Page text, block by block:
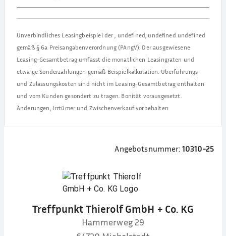
Unverbindliches Leasingbeispiel der, undefined, undefined undefined
gemäß § 6a Preisangabenverordnung (PAngV). Der ausgewiesene
Leasing-Gesamtbetrag umfasst die monatlichen Leasingraten und
etwaige Sonderzahlungen gemäß Beispielkalkulation. Überführungs-
und Zulassungskosten sind nicht im Leasing-Gesamtbetrag enthalten
und vom Kunden gesondert zu tragen. Bonität vorausgesetzt.
Änderungen, Irrtümer und Zwischenverkauf vorbehalten
Angebotsnummer: 10310-25
Treffpunkt Thierolf GmbH + Co. KG
Hammerweg 29